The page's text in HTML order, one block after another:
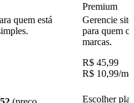
quem está
Premium
Gerencie
para quem
marcas.
R$ 45,99
R$ 10,99/
Escolher